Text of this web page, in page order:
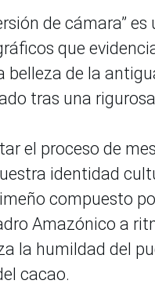
de cámara”
que
belleza de la
tras una
el proceso de
identidad
compuesto
Amazónico a
la humildad del
cacao.